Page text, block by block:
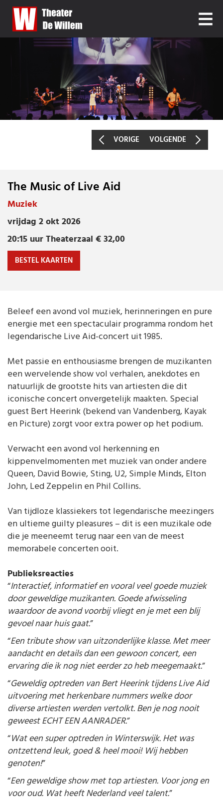
THE MUSIC OF LIVE AID
Muziek
vrijdag2 okt 2026 | 20:15 uur
VOLGENDE
VORIGE
The Music of Live Aid
Muziek
vrijdag 2 okt 2026
20:15 uurTheaterzaal € 32,00
BESTEL KAARTEN
Beleef een avond vol muziek, herinneringen en pure
energie met een spectaculair programma rondom het
legendarische Live Aid-concert uit 1985.
Met passie en enthousiasme brengen de muzikanten
een wervelende show vol verhalen, anekdotes en
natuurlijk de grootste hits van artiesten die dit
iconische concert onvergetelijk maakten. Special
guest Bert Heerink (bekend van Vandenberg, Kayak
en Picture) zorgt voor extra power op het podium.
Verwacht een avond vol herkenning en
kippenvelmomenten met muziek van onder andere
Queen, David Bowie, Sting, U2, Simple Minds, Elton
John, Led Zeppelin en Phil Collins.
Van tijdloze klassiekers tot legendarische meezingers
en ultieme guilty pleasures – dit is een muzikale ode
die je meeneemt terug naar een van de meest
memorabele concerten ooit.
Publieksreacties
“Interactief, informatief en vooral veel goede muziek
door geweldige muzikanten. Goede afwisseling
waardoor de avond voorbij vliegt en je met een blij
gevoel naar huis gaat.”
“Een tribute show van uitzonderlijke klasse. Met meer
aandacht en details dan een gewoon concert, een
ervaring die ik nog niet eerder zo heb meegemaakt.”
“Geweldig optreden van Bert Heerink tijdens Live Aid
uitvoering met herkenbare nummers welke door
diverse artiesten werden vertolkt. Ben je nog nooit
geweest ECHT EEN AANRADER.”
“Wat een super optreden in Winterswijk. Het was
ontzettend leuk, goed & heel mooi! Wij hebben
genoten!”
“Een geweldige show met top artiesten. Voor jong en
voor oud. Wat heeft Nederland veel talent.”